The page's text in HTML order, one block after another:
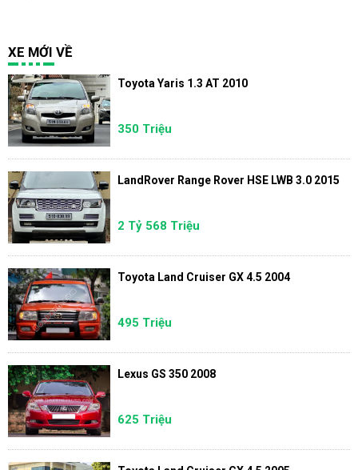
XE MỚI VỀ
Toyota Yaris 1.3 AT 2010
350 Triệu
LandRover Range Rover HSE LWB 3.0 2015
2 Tỷ 568 Triệu
Toyota Land Cruiser GX 4.5 2004
495 Triệu
Lexus GS 350 2008
625 Triệu